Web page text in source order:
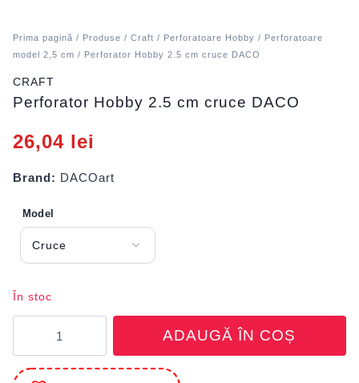
Prima pagină / Produse / Craft / Perforatoare Hobby / Perforatoare
model 2,5 cm / Perforator Hobby 2.5 cm cruce DACO
CRAFT
Perforator Hobby 2.5 cm cruce DACO
26,04 lei
Brand: DACOart
Model
În stoc
Perforator
Hobby
2.5
ADAUGĂ ÎN COȘ